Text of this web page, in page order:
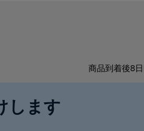
商品到着後8
します